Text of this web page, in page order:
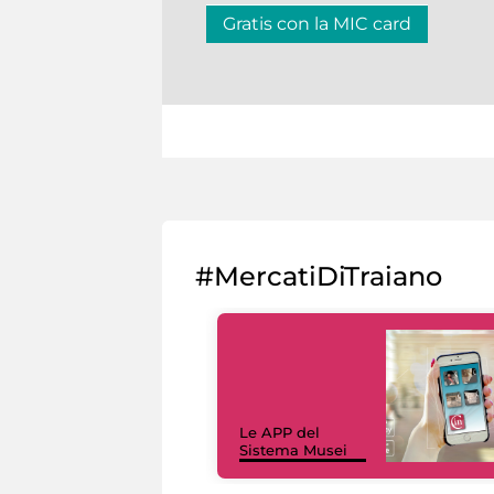
Gratis con la MIC card
#MercatiDiTraiano
Le APP del
Sistema Musei